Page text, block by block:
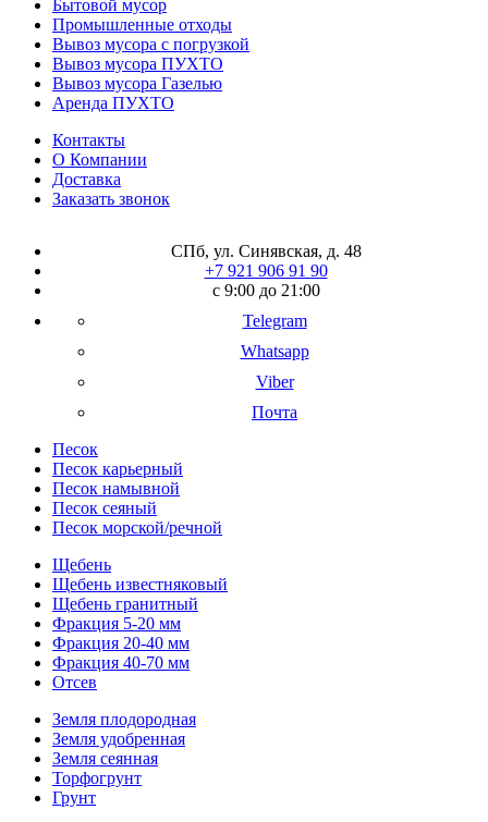
Бытовой мусор
Промышленные отходы
Вывоз мусора с погрузкой
Вывоз мусора ПУХТО
Вывоз мусора Газелью
Аренда ПУХТО
Контакты
О Компании
Доставка
Заказать звонок
СПб, ул. Синявская, д. 48
+7 921 906 91 90
с 9:00 до 21:00
Telegram
Whatsapp
Viber
Почта
Песок
Песок карьерный
Песок намывной
Песок сеяный
Песок морской/речной
Щебень
Щебень известняковый
Щебень гранитный
Фракция 5-20 мм
Фракция 20-40 мм
Фракция 40-70 мм
Отсев
Земля плодородная
Земля удобренная
Земля сеянная
Торфогрунт
Грунт